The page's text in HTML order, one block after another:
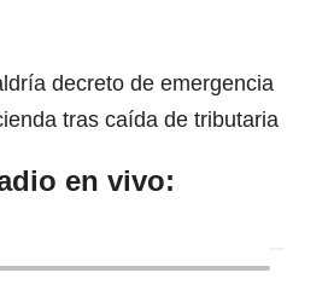
decreto de emergencia
tras caída de tributaria
en vivo: